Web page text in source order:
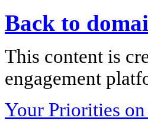
Back to
This content is
engagement
Your Priorities